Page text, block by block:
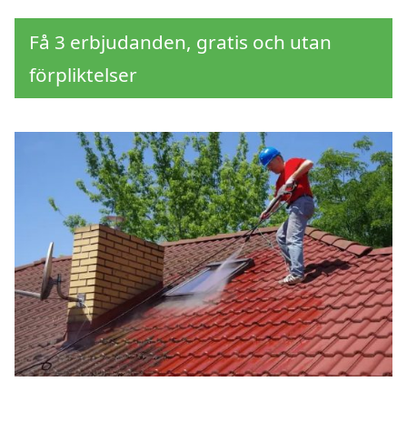
Få 3 erbjudanden, gratis och utan
förpliktelser